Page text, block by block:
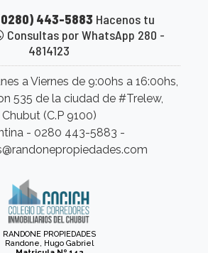
443-5883 Hacenos tu
Consultas por WhatsApp 280 -
4814123
a Viernes de 9:00hs a 16:00hs,
535 de la ciudad de #Trelew,
Chubut (C.P 9100)
- 0280 443-5883 -
RANDONE PROPIEDADES
Randone, Hugo Gabriel